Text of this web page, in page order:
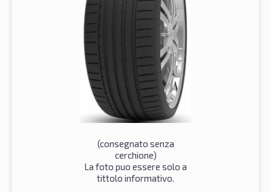
(consegnato senza
cerchione)
La foto puo essere solo a
tittolo informativo.